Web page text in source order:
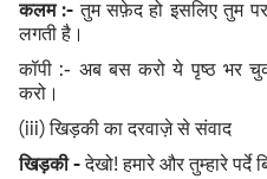
कलम :-तुम सफ़ेद हो इसलिए तुम
लगती है।
कॉपी :- अब बस करो ये पृष्ठ भर
करो।
(iii) खिड़की का दरवाज़े से संवाद
खिड़की -देखो! हमारे और तुम्हारे